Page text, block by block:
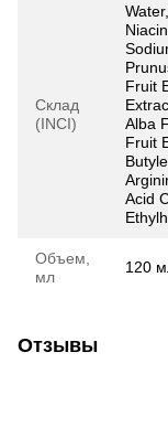
Склад
(INCI)
Fruit
Alba
Fruit
Acid
Объем,
мл
120
Отзывы